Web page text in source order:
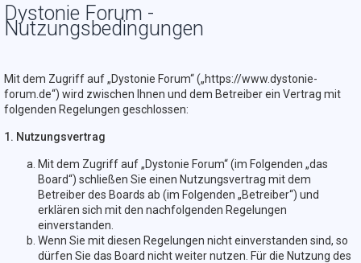
Dystonie Forum -
Nutzungsbedingungen
Mit dem Zugriff auf „Dystonie Forum“ („https://www.dystonie-
forum.de“) wird zwischen Ihnen und dem Betreiber ein Vertrag mit
folgenden Regelungen geschlossen:
1. Nutzungsvertrag
Mit dem Zugriff auf „Dystonie Forum“ (im Folgenden „das
Board“) schließen Sie einen Nutzungsvertrag mit dem
Betreiber des Boards ab (im Folgenden „Betreiber“) und
erklären sich mit den nachfolgenden Regelungen
einverstanden.
Wenn Sie mit diesen Regelungen nicht einverstanden sind, so
dürfen Sie das Board nicht weiter nutzen. Für die Nutzung des